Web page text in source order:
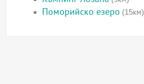
Поморийско езеро (15км)